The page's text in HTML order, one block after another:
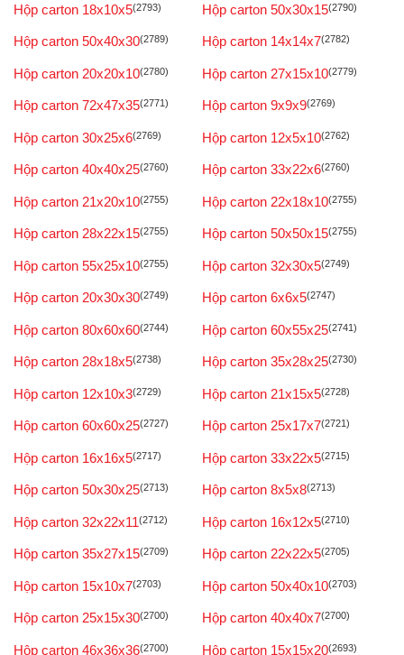
Hộp carton 18x10x5(2793) Hộp carton 50x30x15(2790)
Hộp carton 50x40x30(2789) Hộp carton 14x14x7(2782)
Hộp carton 20x20x10(2780) Hộp carton 27x15x10(2779)
Hộp carton 72x47x35(2771) Hộp carton 9x9x9(2769)
Hộp carton 30x25x6(2769) Hộp carton 12x5x10(2762)
Hộp carton 40x40x25(2760) Hộp carton 33x22x6(2760)
Hộp carton 21x20x10(2755) Hộp carton 22x18x10(2755)
Hộp carton 28x22x15(2755) Hộp carton 50x50x15(2755)
Hộp carton 55x25x10(2755) Hộp carton 32x30x5(2749)
Hộp carton 20x30x30(2749) Hộp carton 6x6x5(2747)
Hộp carton 80x60x60(2744) Hộp carton 60x55x25(2741)
Hộp carton 28x18x5(2738) Hộp carton 35x28x25(2730)
Hộp carton 12x10x3(2729) Hộp carton 21x15x5(2728)
Hộp carton 60x60x25(2727) Hộp carton 25x17x7(2721)
Hộp carton 16x16x5(2717) Hộp carton 33x22x5(2715)
Hộp carton 50x30x25(2713) Hộp carton 8x5x8(2713)
Hộp carton 32x22x11(2712) Hộp carton 16x12x5(2710)
Hộp carton 35x27x15(2709) Hộp carton 22x22x5(2705)
Hộp carton 15x10x7(2703) Hộp carton 50x40x10(2703)
Hộp carton 25x15x30(2700) Hộp carton 40x40x7(2700)
Hộp carton 46x36x36(2700) Hộp carton 15x15x20(2693)